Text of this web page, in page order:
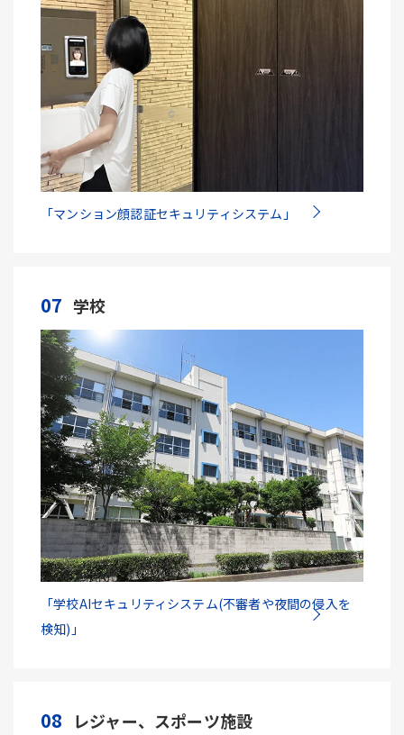
「マンション顔認証セキュリティシステム」
07 学校
「学校AIセキュリティシステム(不審者や夜間の侵入を
検知)」
08 レジャー、スポーツ施設